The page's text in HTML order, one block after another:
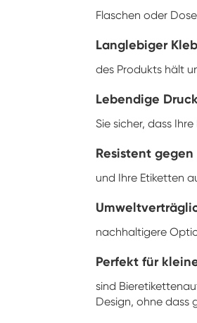
Flaschen oder
Langlebiger
des Produkts hält
Lebendige
Sie sicher, dass
Resistent
und Ihre Etiketten
nachhaltigere
Perfekt für
sind
Design, ohne dass